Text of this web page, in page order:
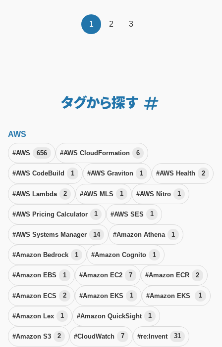
1 2 3
タグから探す
AWS
#AWS 656 #AWS CloudFormation 6
#AWS CodeBuild 1 #AWS Graviton 1 #AWS Health 2
#AWS Lambda 2 #AWS MLS 1 #AWS Nitro 1
#AWS Pricing Calculator 1 #AWS SES 1
#AWS Systems Manager 14 #Amazon Athena 1
#Amazon Bedrock 1 #Amazon Cognito 1
#Amazon EBS 1 #Amazon EC2 7 #Amazon ECR 2
#Amazon ECS 2 #Amazon EKS 1 #Amazon EKS 1
#Amazon Lex 1 #Amazon QuickSight 1
#Amazon S3 2 #CloudWatch 7 #re:Invent 31